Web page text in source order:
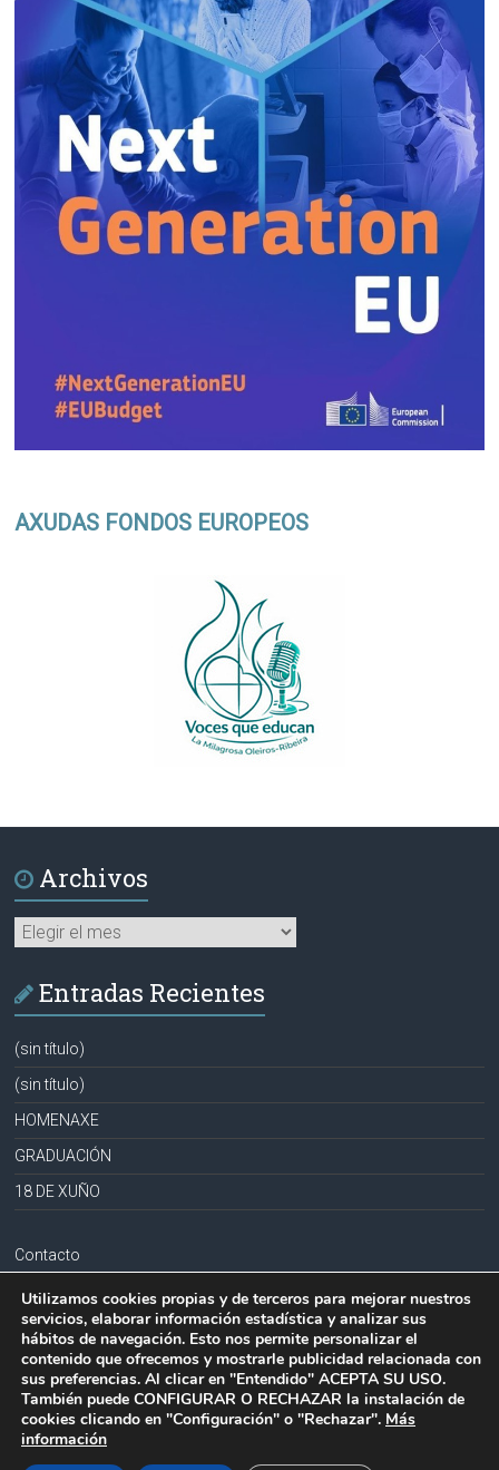
AXUDAS FONDOS EUROPEOS
Archivos
Archivos
Entradas Recientes
(sin título)
(sin título)
HOMENAXE
GRADUACIÓN
18 DE XUÑO
Contacto
Aviso legal
Política de privacidad
Política de cookies
Copyright © 2026
Utilizamos cookies propias y de terceros para mejorar nuestros
servicios, elaborar información estadística y analizar sus
hábitos de navegación. Esto nos permite personalizar el
contenido que ofrecemos y mostrarle publicidad relacionada con
sus preferencias. Al clicar en "Entendido" ACEPTA SU USO.
También puede CONFIGURAR O RECHAZAR la instalación de
cookies clicando en "Configuración" o "Rechazar". Más
información